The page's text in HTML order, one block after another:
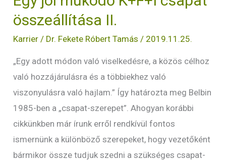
összeállítása II.
Karrier / Dr. Fekete Róbert Tamás / 2019.11.25.
„Egy adott módon való viselkedésre, a közös célhoz
való hozzájárulásra és a többiekhez való
viszonyulásra való hajlam.” Így határozta meg Belbin
1985-ben a „csapat-szerepet”. Ahogyan korábbi
cikkünkben már írunk erről rendkívül fontos
ismernünk a különböző szerepeket, hogy vezetőként
bármikor össze tudjuk szedni a szükséges csapat-